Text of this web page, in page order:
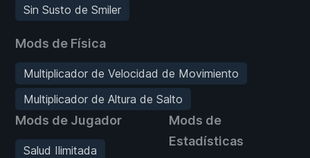
Sin Susto de Smiler
Mods de Física
Multiplicador de Velocidad de Movimiento
Multiplicador de Altura de Salto
Mods de Jugador
Salud Ilimitada
Mods de
Estadísticas